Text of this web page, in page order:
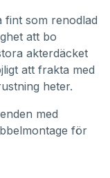
fint som renodlad
att bo
akterdäcket
att frakta med
heter.
med
för